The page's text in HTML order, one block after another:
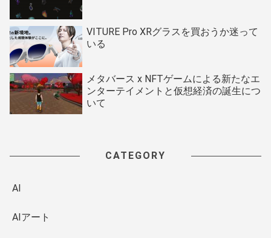
VITURE Pro XRグラスを買おうか迷って
いる
メタバース x NFTゲームによる新たなエ
ンターテイメントと仮想経済の誕生につ
いて
CATEGORY
AI
AIアート